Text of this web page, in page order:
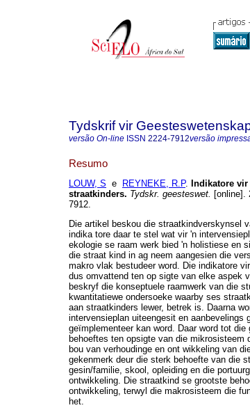
Tydskrif vir
versão On-line ISSN 2224-7912versão
Resumo
LOUW, S e REYNEKE, R.P. Indikatore
straatkinders. Tydskr. geesteswet. [online].
7912.
Die artikel beskou die straatkindverskynsel
indika tore daar te stel wat vir 'n
ekologie se raam werk bied 'n holistiese en
die straat kind in ag neem aangesien die
makro vlak bestudeer word. Die indikatore
dus omvattend ten op sigte van elke aspek
beskryf die konseptuele raamwerk van die
kwantitatiewe ondersoeke waarby ses
aan straatkinders lewer, betrek is. Daarna
intervensieplan uiteengesit en aanbevelings
geïmplementeer kan word. Daar word tot
behoeftes ten opsigte van die mikrosisteem
bou van verhoudinge en ont wikkeling van
gekenmerk deur die sterk behoefte van die
gesin/familie, skool, opleiding en die
ontwikkeling. Die straatkind se grootste
ontwikkeling, terwyl die makrosisteem die
het.